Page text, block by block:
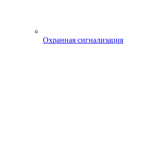
Охранная сигнализация